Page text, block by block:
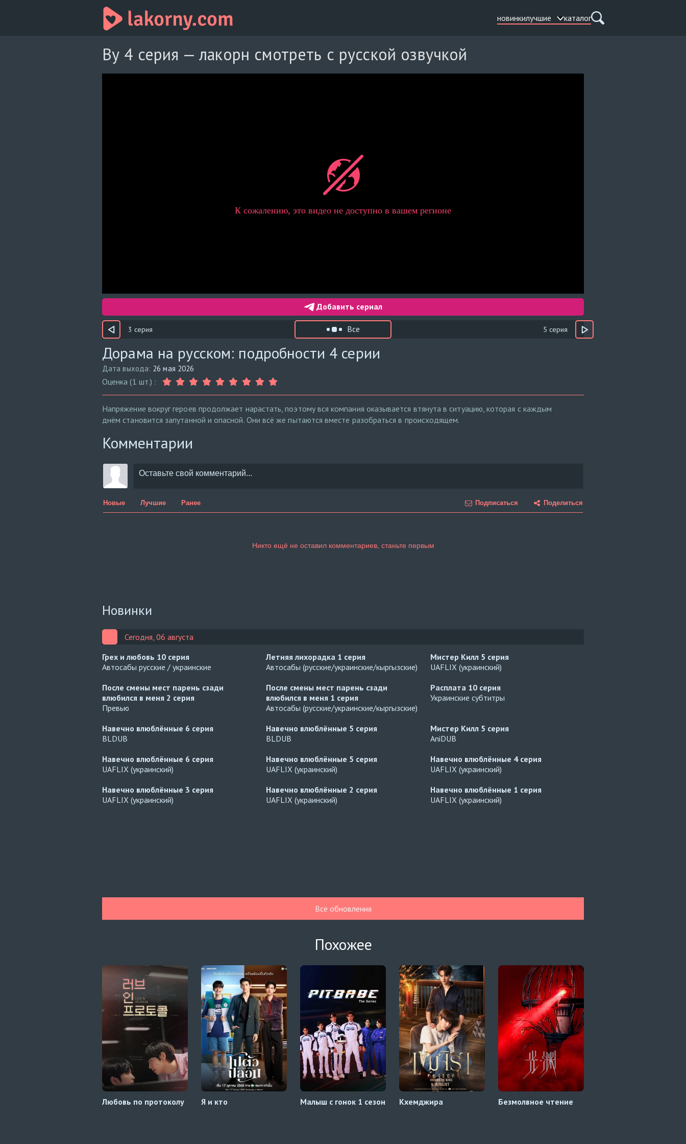
новинкилучшие каталог
Ву 4 серия — лакорн смотреть с русской озвучкой
Добавить сериал
3 серия Все 5 серия
Дорама на русском: подробности 4 серии
Дата выхода: 26 мая 2026
Оценка (1 шт.) :
Напряжение вокруг героев продолжает нарастать, поэтому вся компания оказывается втянута в ситуацию, которая с каждым
днём становится запутанной и опасной. Они всё же пытаются вместе разобраться в происходящем.
Комментарии
Новые Лучшие Ранее Подписаться Поделиться
Новинки
Сегодня, 06 августа
Грех и любовь 10 серия
Автосабы русские / украинские
Летняя лихорадка 1 серия
Автосабы (русские/украинские/кыргызские)
Мистер Килл 5 серия
UAFLIX (украинский)
После смены мест парень сзади
влюбился в меня 2 серия
Превью
После смены мест парень сзади
влюбился в меня 1 серия
Автосабы (русские/украинские/кыргызские)
Расплата 10 серия
Украинские субтитры
Навечно влюблённые 6 серия
BLDUB
Навечно влюблённые 5 серия
BLDUB
Мистер Килл 5 серия
AniDUB
Навечно влюблённые 6 серия
UAFLIX (украинский)
Навечно влюблённые 5 серия
UAFLIX (украинский)
Навечно влюблённые 4 серия
UAFLIX (украинский)
Навечно влюблённые 3 серия
UAFLIX (украинский)
Навечно влюблённые 2 серия
UAFLIX (украинский)
Навечно влюблённые 1 серия
UAFLIX (украинский)
Все обновления
Похожее
Любовь по протоколу Я и кто Малыш с гонок 1 сезон Кхемджира Безмолвное чтение